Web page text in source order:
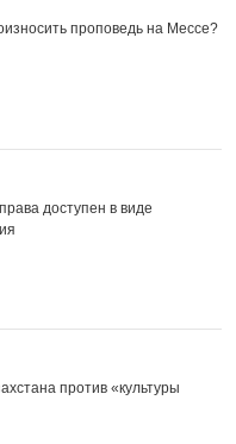
проповедь на Мессе?
доступен в виде
против «культуры